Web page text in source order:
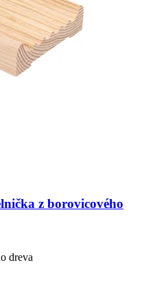
z borovicového
dreva